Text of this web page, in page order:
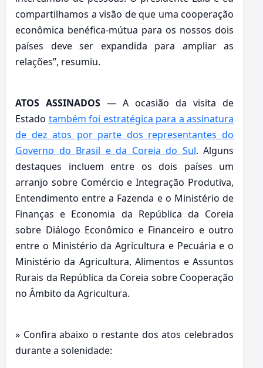
compartilhamos a visão de que uma cooperação
econômica benéfica-mútua para os nossos dois
países deve ser expandida para ampliar as
relações”, resumiu.
ATOS ASSINADOS — A ocasião da visita de
Estado também foi estratégica para a assinatura
de dez atos por parte dos representantes do
Governo do Brasil e da Coreia do Sul. Alguns
destaques incluem entre os dois países um
arranjo sobre Comércio e Integração Produtiva,
Entendimento entre a Fazenda e o Ministério de
Finanças e Economia da República da Coreia
sobre Diálogo Econômico e Financeiro e outro
entre o Ministério da Agricultura e Pecuária e o
Ministério da Agricultura, Alimentos e Assuntos
Rurais da República da Coreia sobre Cooperação
no Âmbito da Agricultura.
» Confira abaixo o restante dos atos celebrados
durante a solenidade: